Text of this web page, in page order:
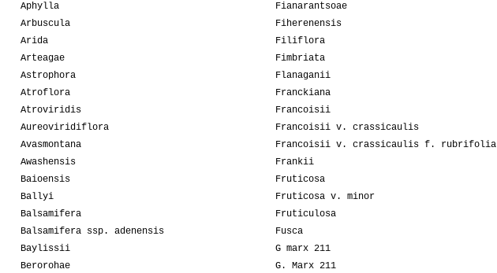
Aphylla
Arbuscula
Arida
Arteagae
Astrophora
Atroflora
Atroviridis
Aureoviridiflora
Avasmontana
Awashensis
Baioensis
Ballyi
Balsamifera
Balsamifera ssp. adenensis
Baylissii
Berorohae
Fianarantsoae
Fiherenensis
Filiflora
Fimbriata
Flanaganii
Franckiana
Francoisii
Francoisii v. crassicaulis
Francoisii v. crassicaulis f. rubrifolia
Frankii
Fruticosa
Fruticosa v. minor
Fruticulosa
Fusca
G marx 211
G. Marx 211